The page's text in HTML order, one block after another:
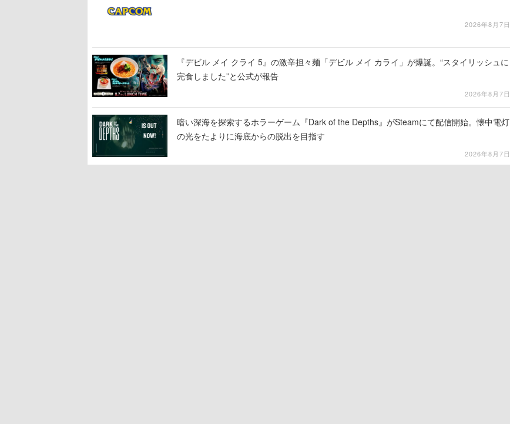
2026年8月7日
『デビル メイ クライ 5』の激辛担々麺「デビル メイ カライ」が爆誕。“スタイリッシュに
完食しました”と公式が報告
2026年8月7日
暗い深海を探索するホラーゲーム『Dark of the Depths』がSteamにて配信開始。懐中電灯
の光をたよりに海底からの脱出を目指す
2026年8月7日